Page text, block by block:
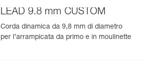
LEAD 9.8 mm CUSTOM
Corda dinamica da 9,8 mm di diametro
per l’arrampicata da primo e in moulinette